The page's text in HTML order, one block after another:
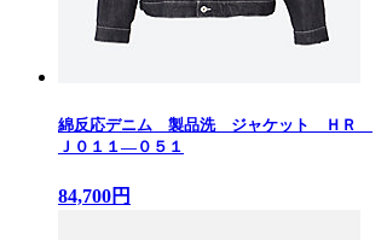
綿反応デニム 製品洗 ジャケット ＨＲ
Ｊ０１１—０５１
84,700円